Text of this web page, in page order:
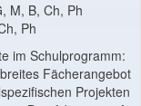
M, B, Ch, Ph
Ph
im Schulprogramm:
Fächerangebot
Projekten